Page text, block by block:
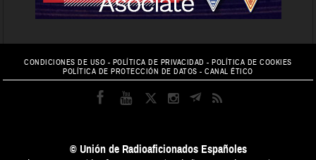
CONDICIONES DE USO - POLÍTICA DE PRIVACIDAD -POLÍTICA DE COOKIES
POLÍTICA DE PROTECCIÓN DE DATOS -CANAL ÉTICO
© Unión de Radioaficionados Españoles